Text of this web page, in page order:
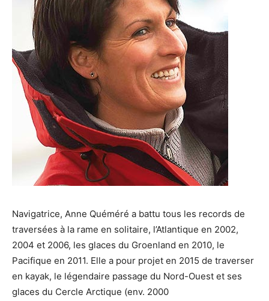
Navigatrice, Anne Quéméré a battu tous les records de
traversées à la rame en solitaire, l’Atlantique en 2002,
2004 et 2006, les glaces du Groenland en 2010, le
Pacifique en 2011. Elle a pour projet en 2015 de traverser
en kayak, le légendaire passage du Nord-Ouest et ses
glaces du Cercle Arctique (env. 2000